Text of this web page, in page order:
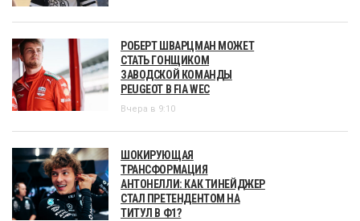
РОБЕРТ ШВАРЦМАН МОЖЕТ
СТАТЬ ГОНЩИКОМ
ЗАВОДСКОЙ КОМАНДЫ
PEUGEOT В FIA WEC
Вчера в 9:10
ШОКИРУЮЩАЯ
ТРАНСФОРМАЦИЯ
АНТОНЕЛЛИ: КАК ТИНЕЙДЖЕР
СТАЛ ПРЕТЕНДЕНТОМ НА
ТИТУЛ В Ф1?